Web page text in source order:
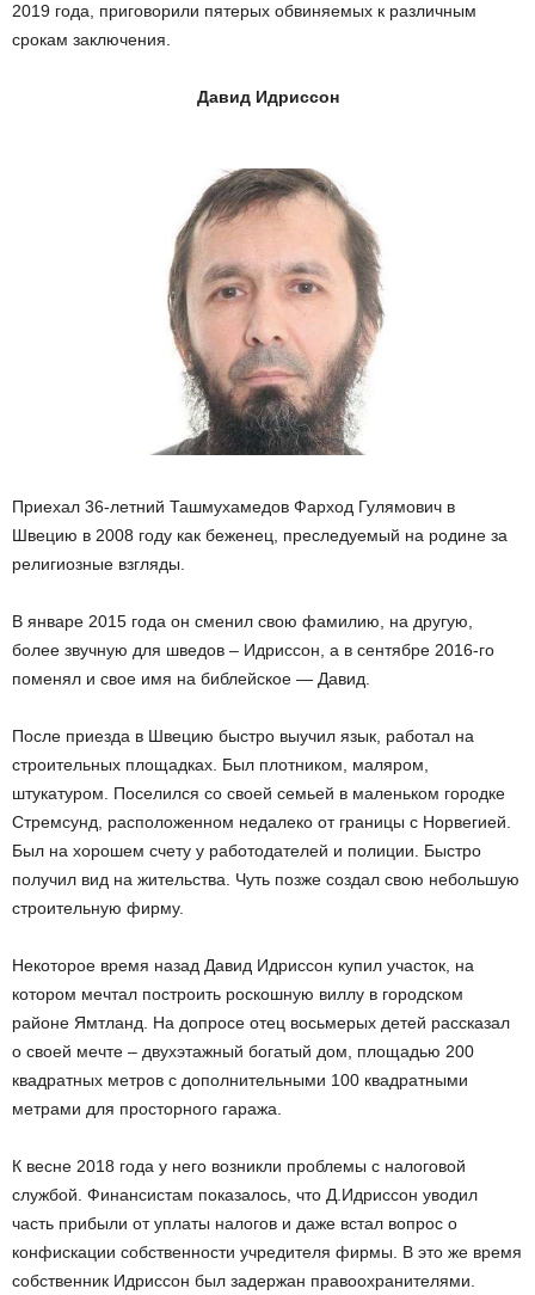
2019 года, приговорили пятерых обвиняемых к различным
срокам заключения.
Давид Идриссон
Приехал 36-летний Ташмухамедов Фарход Гулямович в
Швецию в 2008 году как беженец, преследуемый на родине за
религиозные взгляды.
В январе 2015 года он сменил свою фамилию, на другую,
более звучную для шведов – Идриссон, а в сентябре 2016-го
поменял и свое имя на библейское — Давид.
После приезда в Швецию быстро выучил язык, работал на
строительных площадках. Был плотником, маляром,
штукатуром. Поселился со своей семьей в маленьком городке
Стремсунд, расположенном недалеко от границы с Норвегией.
Был на хорошем счету у работодателей и полиции. Быстро
получил вид на жительства. Чуть позже создал свою небольшую
строительную фирму.
Некоторое время назад Давид Идриссон купил участок, на
котором мечтал построить роскошную виллу в городском
районе Ямтланд. На допросе отец восьмерых детей рассказал
о своей мечте – двухэтажный богатый дом, площадью 200
квадратных метров с дополнительными 100 квадратными
метрами для просторного гаража.
К весне 2018 года у него возникли проблемы с налоговой
службой. Финансистам показалось, что Д.Идриссон уводил
часть прибыли от уплаты налогов и даже встал вопрос о
конфискации собственности учредителя фирмы. В это же время
собственник Идриссон был задержан правоохранителями.